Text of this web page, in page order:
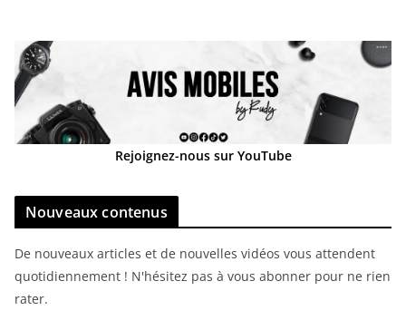
Rejoignez-nous sur YouTube
Nouveaux contenus
De nouveaux articles et de nouvelles vidéos vous attendent
quotidiennement ! N'hésitez pas à vous abonner pour ne rien
rater.